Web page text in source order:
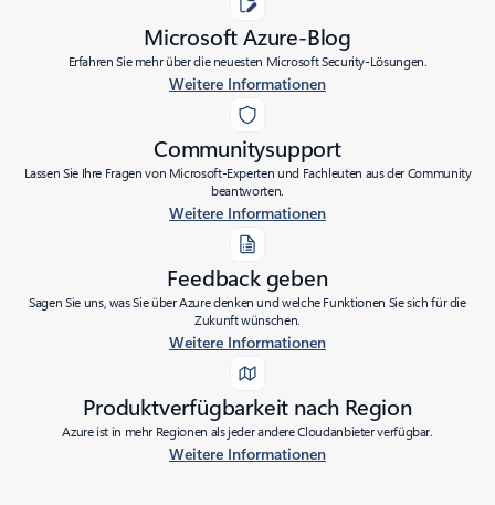
Microsoft Azure-Blog
Erfahren Sie mehr über die neuesten Microsoft Security-Lösungen.
Weitere Informationen
Communitysupport
Lassen Sie Ihre Fragen von Microsoft-Experten und Fachleuten aus der Community
beantworten.
Weitere Informationen
Feedback geben
Sagen Sie uns, was Sie über Azure denken und welche Funktionen Sie sich für die
Zukunft wünschen.
Weitere Informationen
Produktverfügbarkeit nach Region
Azure ist in mehr Regionen als jeder andere Cloudanbieter verfügbar.
Weitere Informationen